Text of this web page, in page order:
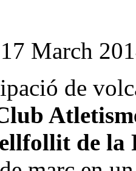
March
de
de la